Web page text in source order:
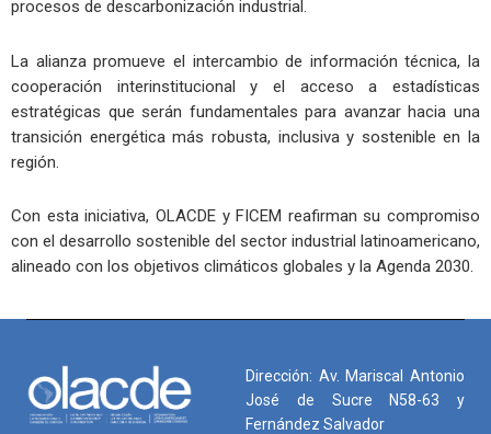
procesos de descarbonización industrial.
La alianza promueve el intercambio de información técnica, la
cooperación interinstitucional y el acceso a estadísticas
estratégicas que serán fundamentales para avanzar hacia una
transición energética más robusta, inclusiva y sostenible en la
región.
Con esta iniciativa, OLACDE y FICEM reafirman su compromiso
con el desarrollo sostenible del sector industrial latinoamericano,
alineado con los objetivos climáticos globales y la Agenda 2030.
Dirección: Av. Mariscal Antonio
José de Sucre N58-63 y
Fernández Salvador